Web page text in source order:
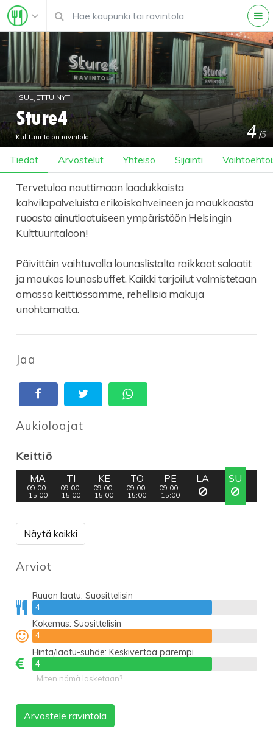
SULJETTU NYT
Sture4
Kulttuuritalon ravintola 4 /5
Tiedot Arvostelut Yhteisö Sijainti
Tervetuloa nauttimaan laadukkaista
kahvilapalveluista erikoiskahveineen ja maukkaasta
ruoasta ainutlaatuiseen ympäristöön Helsingin
Kulttuuritaloon!
Päivittäin vaihtuvalla lounaslistalta raikkaat salaatit
ja maukas lounasbuffet. Kaikki tarjoilut valmistetaan
omassa keittiössämme, rehellisiä makuja
unohtamatta.
Jaa
Aukioloajat
Keittiö
MA
09:00-
15:00
TI
09:00-
15:00
KE
09:00-
15:00
TO
09:00-
15:00
PE
09:00-
15:00
LA SU
Näytä kaikki
Arviot
Ruuan laatu:Suosittelisin
4
4
Kokemus:Suosittelisin
4
4
Hinta/laatu-suhde:Keskivertoa parempi
4
4
Miten nämä lasketaan?
Arvostele ravintola